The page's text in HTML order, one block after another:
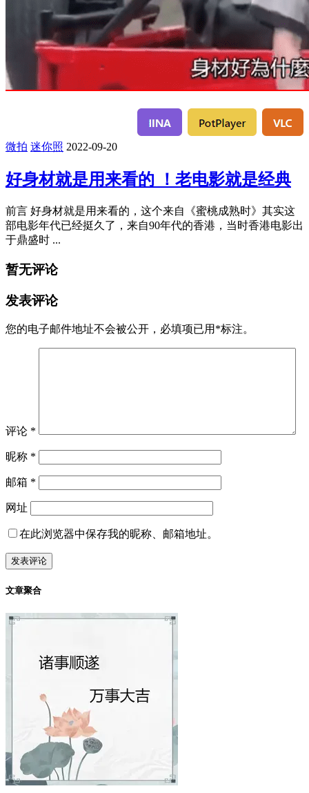
微拍 迷你照 2022-09-20
好身材就是用来看的 ！老电影就是经典
前言 好身材就是用来看的，这个来自《蜜桃成熟时》其实这
部电影年代已经挺久了，来自90年代的香港，当时香港电影出
于鼎盛时 ...
暂无评论
发表评论
您的电子邮件地址不会被公开， 必填项已用 *标注。
评论 *
昵称 *
邮箱 *
网址
在此浏览器中保存我的昵称、邮箱地址。
文章聚合